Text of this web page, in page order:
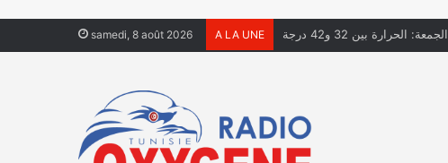
samedi, 8 août 2026 A LA UNE الجمعة: الحرارة بين 32 و42 درجة